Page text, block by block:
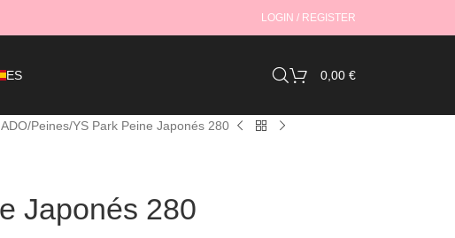
LOGIN / REGISTER
ES 0,00 €
Peines YS Park Peine Japonés 280
Japonés 280